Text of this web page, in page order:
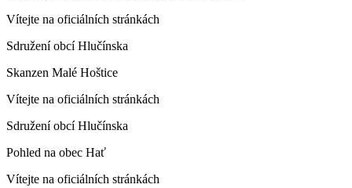
Vítejte na oficiálních stránkách
Sdružení obcí Hlučínska
Skanzen Malé Hoštice
Vítejte na oficiálních stránkách
Sdružení obcí Hlučínska
Pohled na obec Hať
Vítejte na oficiálních stránkách